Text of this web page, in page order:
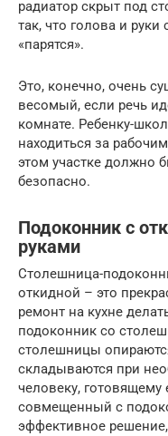
радиатор скрыт под
так, что голова и руки
«парятся».
Это, конечно, очень
весомый, если речь
комнате. Ребенку-
находиться за
этом участке должно
безопасно.
Подоконник с
руками
Столешница-
откидной – это
ремонт на кухне
подоконник со
столешницы
складываются при
человеку, готовящему
совмещенный с
эффективное